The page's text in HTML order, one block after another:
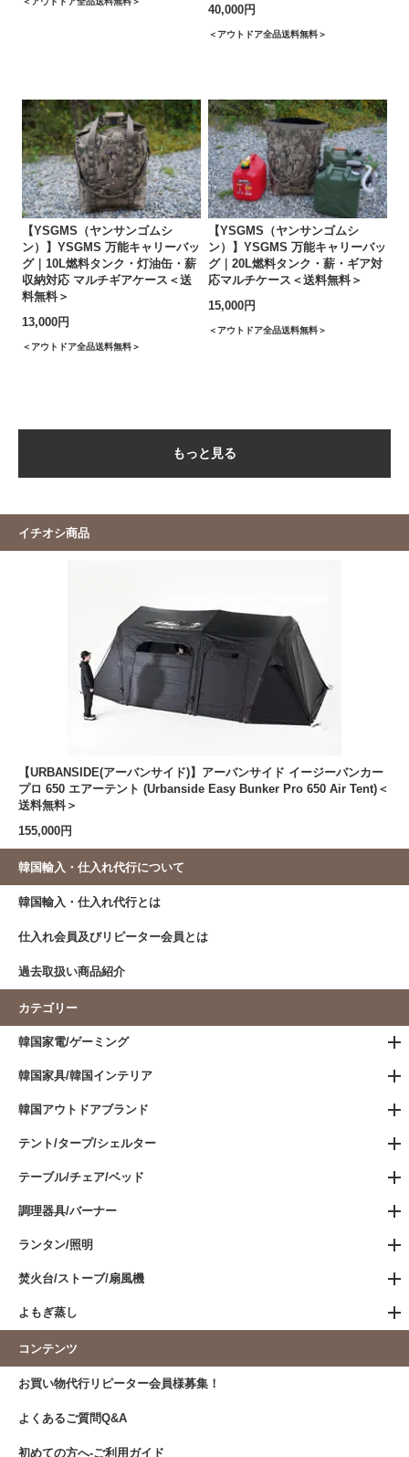
40,000円
＜アウトドア全品送料無料＞
【YSGMS（ヤンサンゴムシ
ン）】YSGMS 万能キャリーバッ
グ｜10L燃料タンク・灯油缶・薪
収納対応 マルチギアケース＜送
料無料＞
13,000円
＜アウトドア全品送料無料＞
【YSGMS（ヤンサンゴムシ
ン）】YSGMS 万能キャリーバッ
グ｜20L燃料タンク・薪・ギア対
応マルチケース＜送料無料＞
15,000円
＜アウトドア全品送料無料＞
もっと見る
イチオシ商品
【URBANSIDE(アーバンサイド)】アーバンサイド イージーバンカー
プロ 650 エアーテント (Urbanside Easy Bunker Pro 650 Air Tent)＜
送料無料＞
155,000円
韓国輸入・仕入れ代行について
韓国輸入・仕入れ代行とは
仕入れ会員及びリピーター会員とは
過去取扱い商品紹介
カテゴリー
韓国家電/ゲーミング
韓国家具/韓国インテリア
韓国アウトドアブランド
テント/タープ/シェルター
テーブル/チェア/ベッド
調理器具/バーナー
ランタン/照明
焚火台/ストーブ/扇風機
よもぎ蒸し
コンテンツ
お買い物代行リピーター会員様募集！
よくあるご質問Q&A
初めての方へ-ご利用ガイド